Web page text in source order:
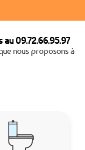
au 09.72.66.95.97
nous proposons à